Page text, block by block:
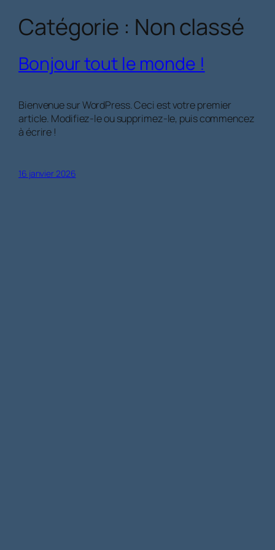
AllerCatégorie : Non classé
Bonjour tout le monde !
Bienvenue sur WordPress. Ceci est votre premier
article. Modifiez-le ou supprimez-le, puis commencez
à écrire !
16 janvier 2026